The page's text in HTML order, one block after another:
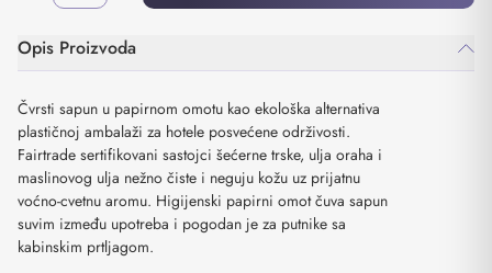
Opis Proizvoda
Čvrsti sapun u papirnom omotu kao ekološka alternativa
plastičnoj ambalaži za hotele posvećene održivosti.
Fairtrade sertifikovani sastojci šećerne trske, ulja oraha i
maslinovog ulja nežno čiste i neguju kožu uz prijatnu
voćno-cvetnu aromu. Higijenski papirni omot čuva sapun
suvim između upotreba i pogodan je za putnike sa
kabinskim prtljagom.